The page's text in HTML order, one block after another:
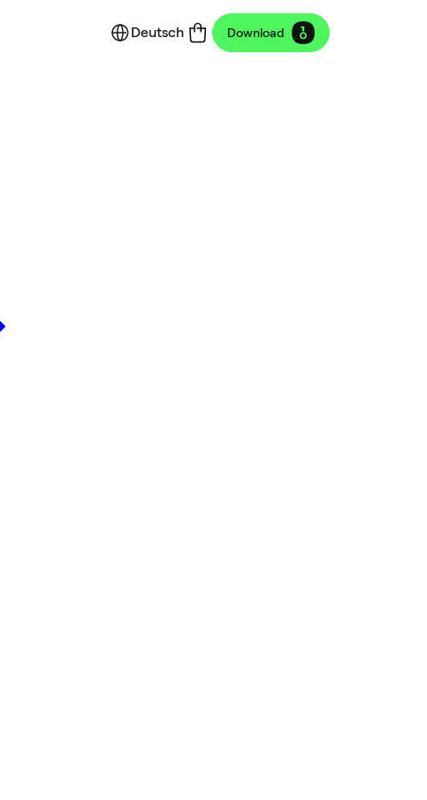
Deutsch Download